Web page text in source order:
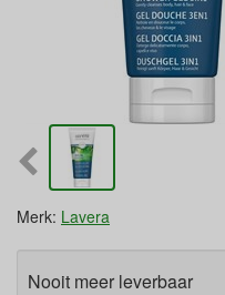
Merk: Lavera
Nooit meer leverbaar